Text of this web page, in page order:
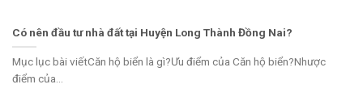
Có nên đầu tư nhà đất tại Huyện Long Thành Đồng Nai?
Mục lục bài viếtCăn hộ biển là gì?Ưu điểm của Căn hộ biển?Nhược
điểm của...